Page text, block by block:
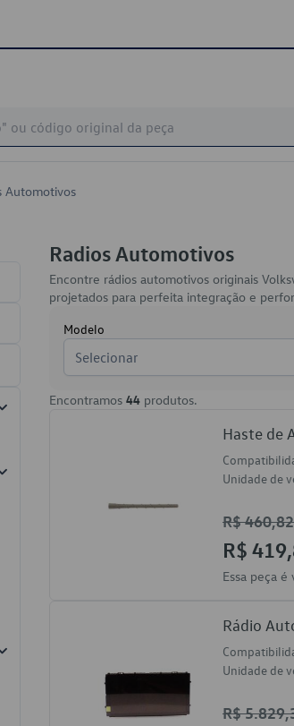
Automotivos
Radios Automotivos
Encontre rádios automotivos originais
projetados para perfeita integração e
Modelo
Selecionar
Encontramos 44 produtos.
Haste de
Unidade de
R$ 460,82
R$
Essa peça
Rádio
Unidade de
R$